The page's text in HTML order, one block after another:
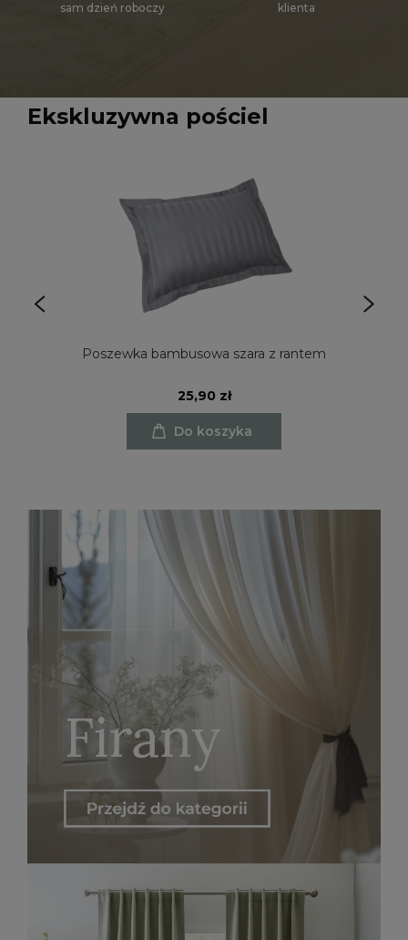
sam dzień roboczy
klienta
Ekskluzywna pościel
Poszewka bambusowa szara z rantem
25,90 zł
Do koszyka